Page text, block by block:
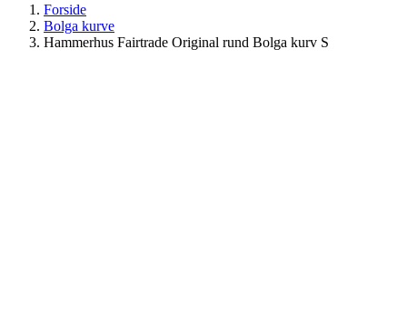
Forside
Bolga kurve
Hammerhus Fairtrade Original rund Bolga kurv S